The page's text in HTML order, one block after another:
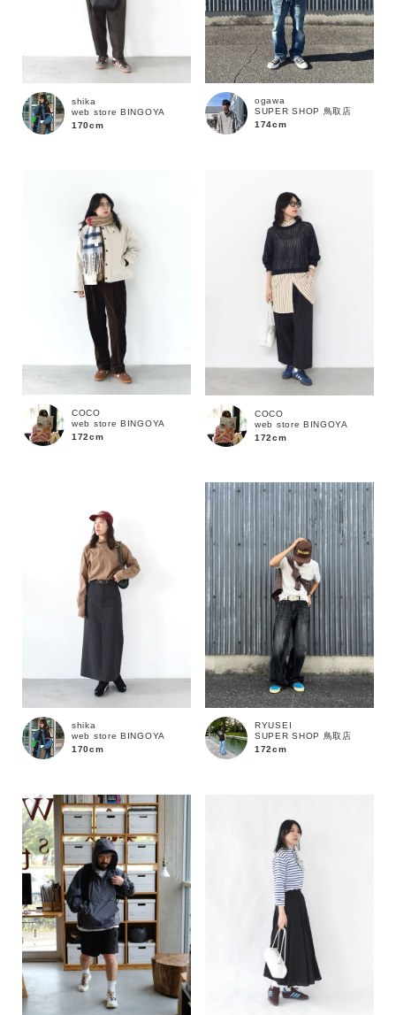
商品タイプ
通常商品 予約商品
セール価格 WEB限定
在庫あり 在庫なし含む
shika
web store BINGOYA
170cm
ogawa
SUPER SHOP 鳥取店
174cm
COCO
web store BINGOYA
172cm
COCO
web store BINGOYA
172cm
shika
web store BINGOYA
170cm
RYUSEI
SUPER SHOP 鳥取店
172cm